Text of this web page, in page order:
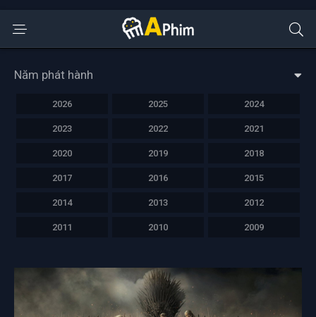
Năm phát hành
2026 2025 2024
2023 2022 2021
2020 2019 2018
2017 2016 2015
2014 2013 2012
2011 2010 2009